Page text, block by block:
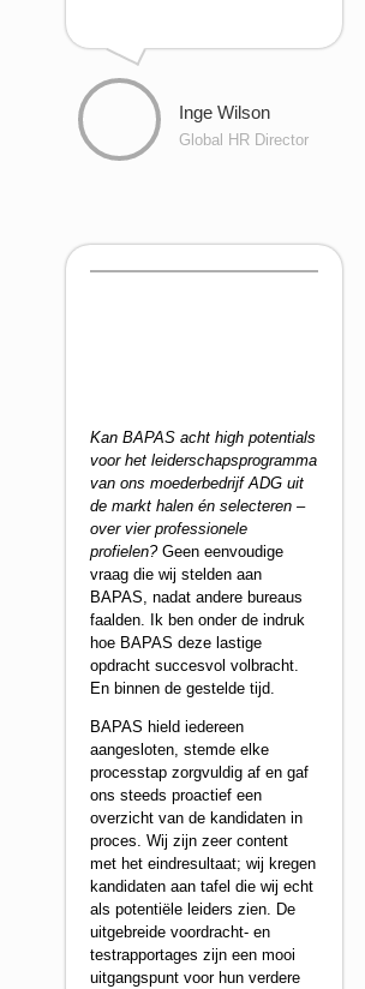
Inge Wilson
Global HR Director
Kan BAPAS acht high potentials
voor het leiderschapsprogramma
van ons moederbedrijf ADG uit
de markt halen én selecteren –
over vier professionele
profielen? Geen eenvoudige
vraag die wij stelden aan
BAPAS, nadat andere bureaus
faalden. Ik ben onder de indruk
hoe BAPAS deze lastige
opdracht succesvol volbracht.
En binnen de gestelde tijd.
BAPAS hield iedereen
aangesloten, stemde elke
processtap zorgvuldig af en gaf
ons steeds proactief een
overzicht van de kandidaten in
proces. Wij zijn zeer content
met het eindresultaat; wij kregen
kandidaten aan tafel die wij echt
als potentiële leiders zien. De
uitgebreide voordracht- en
testrapportages zijn een mooi
uitgangspunt voor hun verdere